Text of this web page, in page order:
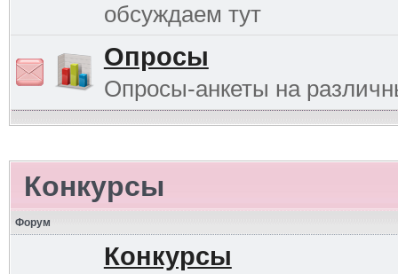
обсуждаем тут
Опросы
Опросы-анкеты на
Конкурсы
Форум
Конкурсы